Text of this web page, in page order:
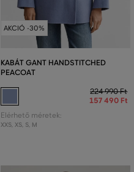
AKCIÓ -30%
KABÁT GANT HANDSTITCHED
PEACOAT
224 990 Ft
157 490 Ft
Elérhető méretek:
XXS, XS, S, M